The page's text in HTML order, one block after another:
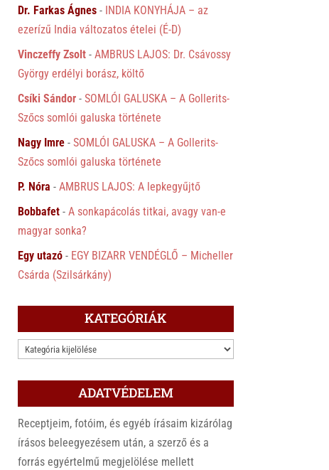
Dr. Farkas Ágnes - INDIA KONYHÁJA – az
ezerízű India változatos ételei (É-D)
Vinczeffy Zsolt -AMBRUS LAJOS: Dr. Csávossy
György erdélyi borász, költő
Csíki Sándor -SOMLÓI GALUSKA – A Gollerits-
Szőcs somlói galuska története
Nagy Imre -SOMLÓI GALUSKA – A Gollerits-
Szőcs somlói galuska története
P. Nóra -AMBRUS LAJOS: A lepkegyűjtő
Bobbafet -A sonkapácolás titkai, avagy van-e
magyar sonka?
Egy utazó - EGY BIZARR VENDÉGLŐ – Micheller
Csárda (Szilsárkány)
KATEGÓRIÁK
KATEGÓRIÁK
ADATVÉDELEM
Receptjeim, fotóim, és egyéb írásaim kizárólag
írásos beleegyezésem után, a szerző és a
forrás egyértelmű megjelölése mellett